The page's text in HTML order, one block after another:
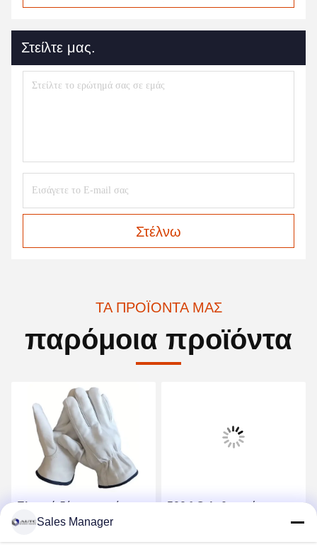
Στείλτε μας.
Στέλνω
ΤΑ ΠΡΟΪΌΝΤΑ ΜΑΣ
παρόμοια προϊόντα
Ελαφρύ δέρμα κατσίκας
από κόκκινο δέρμα
Προϊόντα προσωπικής
500 ° C Ανθεκτικά στην
θερμότητα Γάντια 1000 ° C
Ανθεκτικά στην
Sales Manager